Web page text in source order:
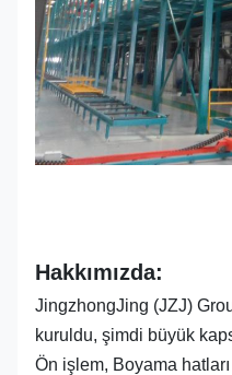
Hakkımızda:
JingzhongJing (JZJ)
kuruldu, şimdi büyük
Ön işlem, Boyama